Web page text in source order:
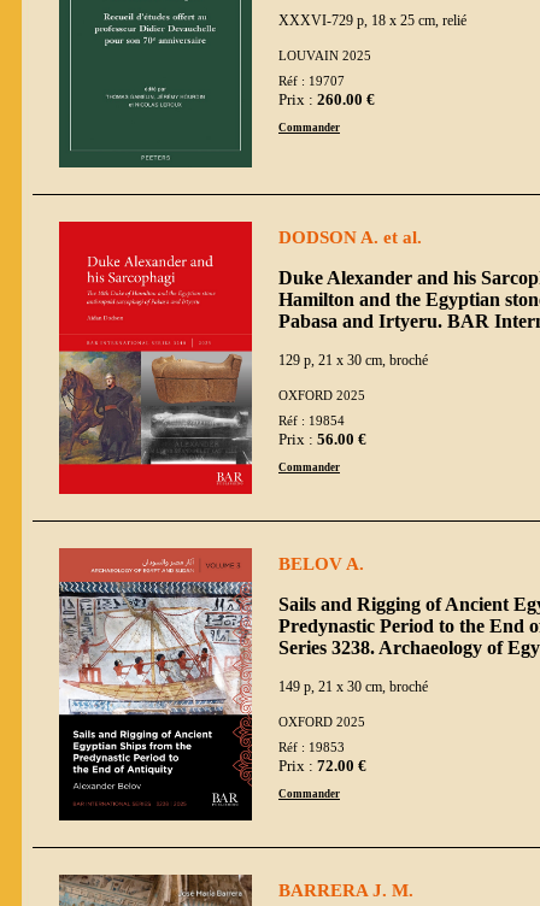
XXXVI-729 p, 18 x 25 cm, relié
LOUVAIN 2025
Réf : 19707
Prix : 260.00 €
Commander
DODSON A. et al.
Duke Alexander and his
Hamilton and the Egyptian
Pabasa and Irtyeru. BAR
129 p, 21 x 30 cm, broché
OXFORD 2025
Réf : 19854
Prix : 56.00 €
Commander
BELOV A.
Sails and Rigging of Ancient
Predynastic Period to the End
Series 3238. Archaeology of
149 p, 21 x 30 cm, broché
OXFORD 2025
Réf : 19853
Prix : 72.00 €
Commander
BARRERA J. M.